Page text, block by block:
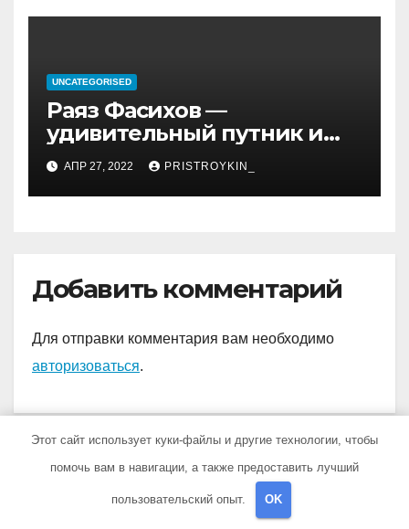
UNCATEGORISED
Раяз Фасихов —
удивительный путник и
достойный представитель
нового поколения
молодых спортсменов
будущее!
АПР 27, 2022 PRISTROYKIN_
Добавить комментарий
Для отправки комментария вам необходимо
авторизоваться.
Этот сайт использует куки-файлы и другие технологии, чтобы
помочь вам в навигации, а также предоставить лучший
пользовательский опыт. OK